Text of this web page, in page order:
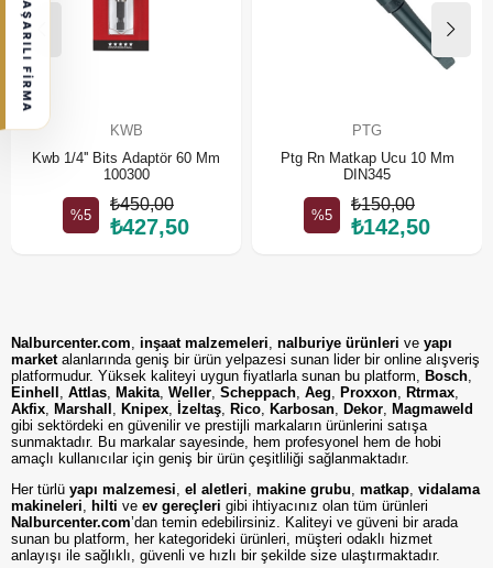
BAŞARILI FİRMA
KWB
Kwb 1/4'' Bits Adaptör 60 Mm
100300
%5 ₺427,50
₺450,00
PTG
Ptg Rn Matkap Ucu 10 Mm
DIN345
%5 ₺142,50
₺150,00
Nalburcenter.com, inşaat malzemeleri, nalburiye ürünleri ve yapı
marketalanlarında geniş bir ürün yelpazesi sunan lider bir online alışveriş
platformudur. Yüksek kaliteyi uygun fiyatlarla sunan bu platform, Bosch,
Einhell , Attlas, Makita, Weller, Scheppach, Aeg, Proxxon, Rtrmax,
Akfix, Marshall , Knipex, İzeltaş, Rico, Karbosan, Dekor, Magmaweld
gibi sektördeki en güvenilir ve prestijli markaların ürünlerini satışa
sunmaktadır. Bu markalar sayesinde, hem profesyonel hem de hobi
amaçlı kullanıcılar için geniş bir ürün çeşitliliği sağlanmaktadır.
Her türlü yapı malzemesi, el aletleri, makine grubu, matkap, vidalama
makineleri, hilti ve ev gereçleri gibi ihtiyacınız olan tüm ürünleri
Nalburcenter.com’dan temin edebilirsiniz. Kaliteyi ve güveni bir arada
sunan bu platform, her kategorideki ürünleri, müşteri odaklı hizmet
anlayışı ile sağlıklı, güvenli ve hızlı bir şekilde size ulaştırmaktadır.